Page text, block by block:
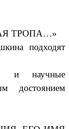
ТРОПА…»
подходят
и научные
достоянием